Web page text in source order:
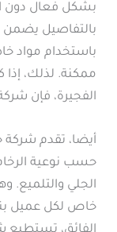
بشكل فعال دون
بالتفاصيل يضمن
باستخدام مواد
ممكنة. لذلك،
الفجيرة، فإن
أيضا، تقدم
حسب نوعية
الجلي والتلميع.
خاص لكل عميل